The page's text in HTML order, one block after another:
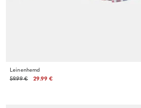
Leinenhemd
59.99 €
29.99 €